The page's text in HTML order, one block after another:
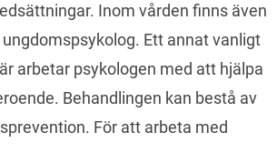
Inom vården finns även
Ett annat vanligt
arbetar psykologen med att hjälpa
Behandlingen kan bestå av
För att arbeta med